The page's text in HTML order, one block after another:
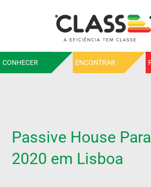
CONHECER ENCONTRAR
Passive House
2020 em Lisboa